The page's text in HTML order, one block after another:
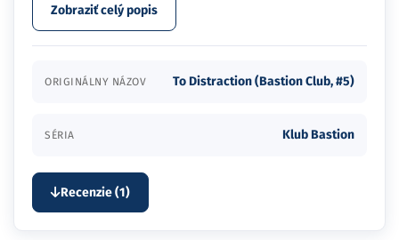
Zobraziť celý popis
ORIGINÁLNY NÁZOV To Distraction (Bastion Club, #5)
SÉRIA Klub Bastion
Recenzie (1)